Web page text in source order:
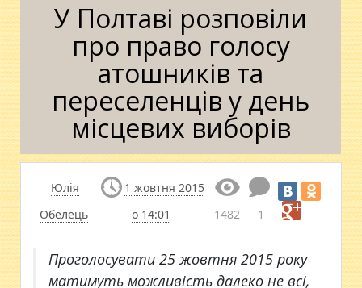
У Полтаві розповіли
про право голосу
атошників та
переселенців у день
місцевих виборів
Юлія
Обелець
1 жовтня 2015
о 14:01
1482 1
Проголосувати 25 жовтня 2015 року
матимуть можливість далеко не всі,